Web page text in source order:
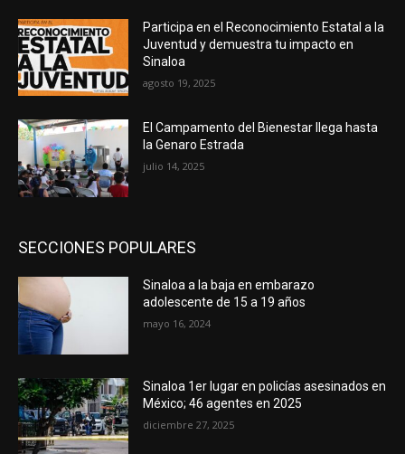
Participa en el Reconocimiento Estatal a la
Juventud y demuestra tu impacto en
Sinaloa
agosto 19, 2025
El Campamento del Bienestar llega hasta
la Genaro Estrada
julio 14, 2025
SECCIONES POPULARES
Sinaloa a la baja en embarazo
adolescente de 15 a 19 años
mayo 16, 2024
Sinaloa 1er lugar en policías asesinados en
México; 46 agentes en 2025
diciembre 27, 2025